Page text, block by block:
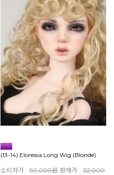
(13-14) Eloressa Long Wig (Blonde)
소비자가 : 50,000원 판매가 : 32,000